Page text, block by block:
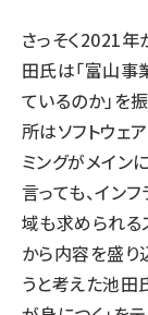
さっそく2021
田氏は「富山事
ているのか」を
所はソフトウェ
ミングがメイン
言っても、イン
域も求められる
から内容を盛り
うと考えた池田